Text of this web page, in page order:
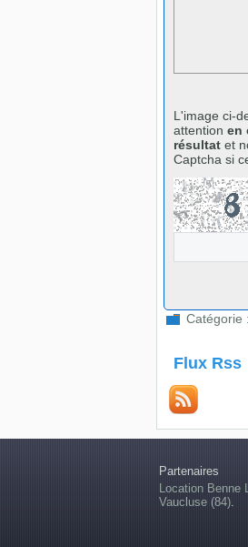
L'image ci-
attention en
résultat et
Captcha si
Catégorie :
Flux Rss
Partenaires
Location Benne
Vaucluse (84).